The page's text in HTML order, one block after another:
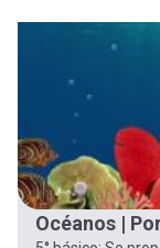
cuenta
Menú
entrar
Océanos |